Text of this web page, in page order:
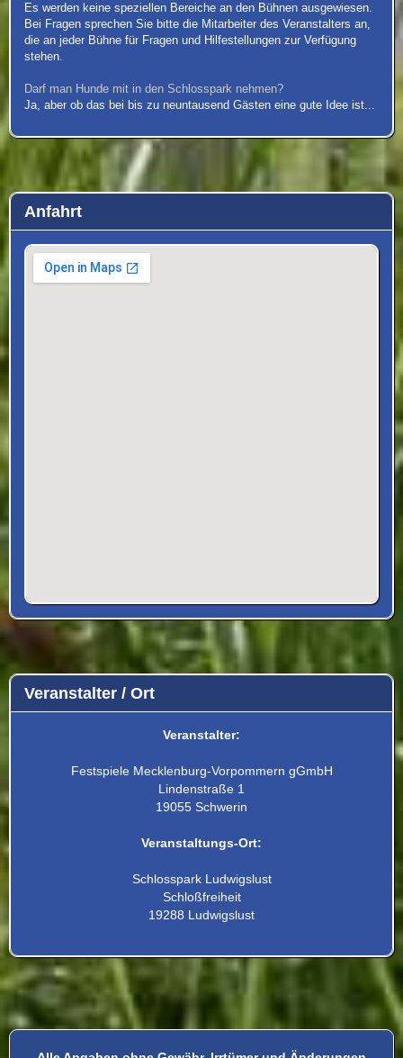
Es werden keine speziellen Bereiche an den Bühnen ausgewiesen.
Bei Fragen sprechen Sie bitte die Mitarbeiter des Veranstalters an,
die an jeder Bühne für Fragen und Hilfestellungen zur Verfügung
stehen.
Darf man Hunde mit in den Schlosspark nehmen?
Ja, aber ob das bei bis zu neuntausend Gästen eine gute Idee ist...
Anfahrt
Veranstalter / Ort
Veranstalter:
Festspiele Mecklenburg-Vorpommern gGmbH
Lindenstraße 1
19055 Schwerin
Veranstaltungs-Ort:
Schlosspark Ludwigslust
Schloßfreiheit
19288 Ludwigslust